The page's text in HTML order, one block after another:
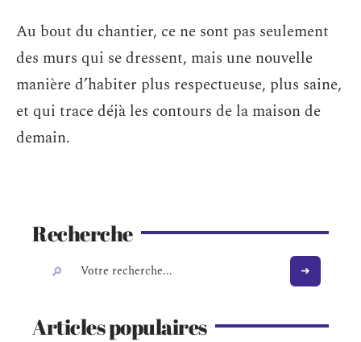
Au bout du chantier, ce ne sont pas seulement
des murs qui se dressent, mais une nouvelle
manière d’habiter plus respectueuse, plus saine,
et qui trace déjà les contours de la maison de
demain.
Recherche
Articles populaires